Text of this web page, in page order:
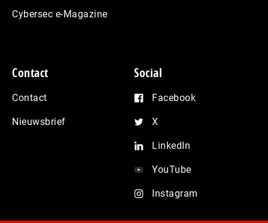
Cybersec e-Magazine
Contact
Contact
Nieuwsbrief
Social
Facebook
X
LinkedIn
YouTube
Instagram